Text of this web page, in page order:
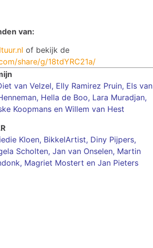
van:
of bekijk de
share/g/18tdYRC21a/
van Velzel, Elly Ramirez Pruin, Els van
Hella de Boo, Lara Muradjan,
Koopmans en Willem van Hest
Kloen, BikkelArtist, Diny Pijpers,
Scholten, Jan van Onselen, Martin
Magriet Mostert en Jan Pieters